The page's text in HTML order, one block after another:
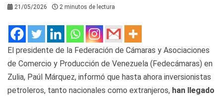
21/05/2026 2 minutos de lectura
El presidente de la Federación de Cámaras y Asociaciones
de Comercio y Producción de Venezuela (Fedecámaras) en
Zulia, Paúl Márquez, informó que hasta ahora inversionistas
petroleros, tanto nacionales como extranjeros, han llegado